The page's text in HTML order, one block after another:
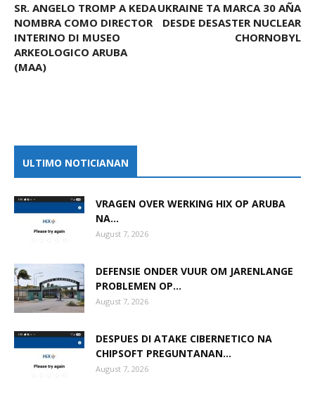
SR. ANGELO TROMP A KEDA
NOMBRA COMO DIRECTOR
INTERINO DI MUSEO
ARKEOLOGICO ARUBA
(MAA)
UKRAINE TA MARCA 30 AÑA
DESDE DESASTER NUCLEAR
CHORNOBYL
ULTIMO NOTICIANAN
VRAGEN OVER WERKING HIX OP ARUBA
NA...
August 7, 2026
DEFENSIE ONDER VUUR OM JARENLANGE
PROBLEMEN OP...
August 7, 2026
DESPUES DI ATAKE CIBERNETICO NA
CHIPSOFT PREGUNTANAN...
August 7, 2026